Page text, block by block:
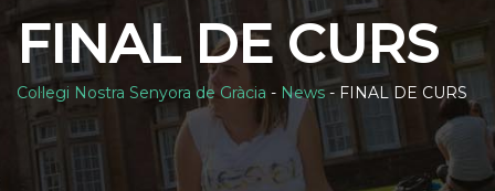
FINAL DE CURS
Col·legi Nostra Senyora de Gràcia - News - FINAL DE CURS